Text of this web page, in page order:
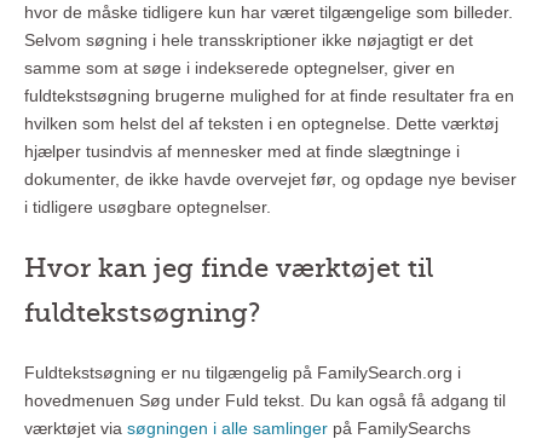
hvor de måske tidligere kun har været tilgængelige som billeder.
Selvom søgning i hele transskriptioner ikke nøjagtigt er det
samme som at søge i indekserede optegnelser, giver en
fuldtekstsøgning brugerne mulighed for at finde resultater fra en
hvilken som helst del af teksten i en optegnelse. Dette værktøj
hjælper tusindvis af mennesker med at finde slægtninge i
dokumenter, de ikke havde overvejet før, og opdage nye beviser
i tidligere usøgbare optegnelser.
Hvor kan jeg finde værktøjet til
fuldtekstsøgning?
Fuldtekstsøgning er nu tilgængelig på FamilySearch.org i
hovedmenuen Søg under Fuld tekst. Du kan også få adgang til
værktøjet via søgningen i alle samlinger på FamilySearchs